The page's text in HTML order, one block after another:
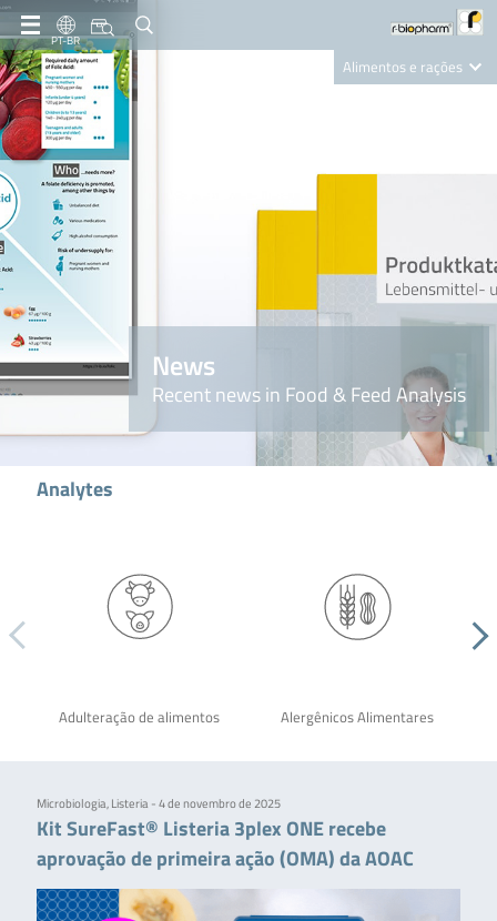
PT-BR
Alimentos e rações
Nutrition Care
News
Recent news in Food & Feed Analysis
Analytes
Adulteração de alimentos Alergênicos Alimentares
Microbiologia, Listeria - 4 de novembro de 2025
Kit SureFast® Listeria 3plex ONE recebe
aprovação de primeira ação (OMA) da AOAC